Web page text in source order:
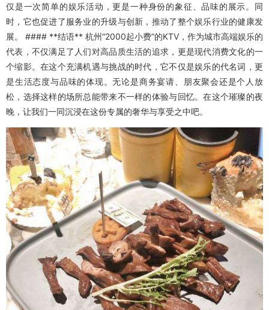
仅是一次简单的娱乐活动，更是一种身份的象征、品味的展示。同
时，它也促进了服务业的升级与创新，推动了整个娱乐行业的健康发
展。 #### **结语** 杭州“2000起小费”的KTV，作为城市高端娱乐的
代表，不仅满足了人们对高品质生活的追求，更是现代消费文化的一
个缩影。在这个充满机遇与挑战的时代，它不仅是娱乐的代名词，更
是生活态度与品味的体现。无论是商务宴请、朋友聚会还是个人放
松，选择这样的场所总能带来不一样的体验与回忆。在这个璀璨的夜
晚，让我们一同沉浸在这份专属的奢华与享受之中吧。